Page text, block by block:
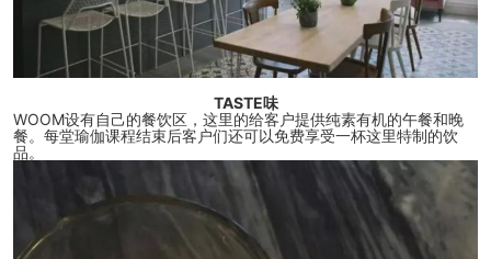
TASTE味
WOOM设有自己的餐饮区，这里的给客户提供纯素有机的午餐和晚
餐。每堂瑜伽课程结束后客户们还可以免费享受一杯这里特制的饮
品。